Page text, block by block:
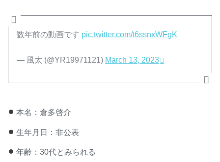
数年前の動画です pic.twitter.com/t6ssnxWFgK
— 風太 (@YR19971121) March 13, 2023
本名：倉多啓介
生年月日：非公表
年齢：30代とみられる